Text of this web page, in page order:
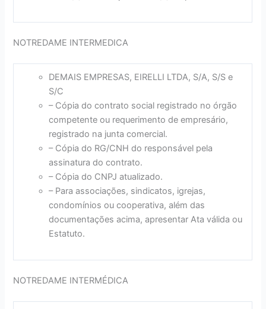
NOTREDAME INTERMEDICA
DEMAIS EMPRESAS, EIRELLI LTDA, S/A, S/S e
S/C
– Cópia do contrato social registrado no órgão
competente ou requerimento de empresário,
registrado na junta comercial.
– Cópia do RG/CNH do responsável pela
assinatura do contrato.
– Cópia do CNPJ atualizado.
– Para associações, sindicatos, igrejas,
condomínios ou cooperativa, além das
documentações acima, apresentar Ata válida ou
Estatuto.
NOTREDAME INTERMÉDICA